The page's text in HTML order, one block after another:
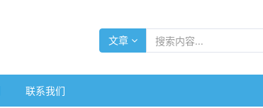
文章
联系我们